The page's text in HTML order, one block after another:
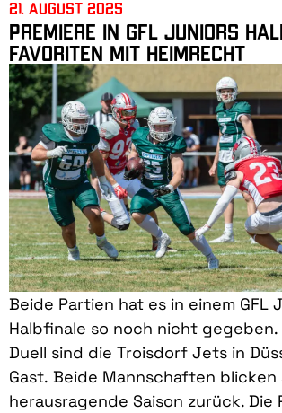
21. August 2025
Premiere in GFL Juniors
Favoriten mit Heimrecht
Beide Partien hat es in einem GFL
Halbfinale so noch nicht gegeben.
Duell sind die Troisdorf Jets in
Gast. Beide Mannschaften blicken
herausragende Saison zurück. Die